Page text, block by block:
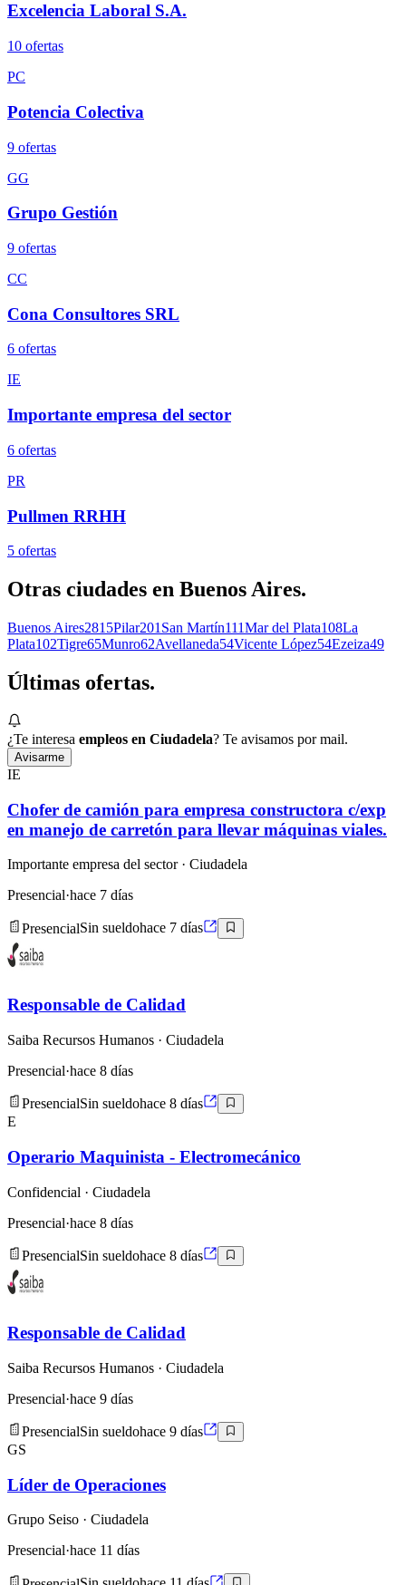
Excelencia Laboral S.A.
10 ofertas
PC
Potencia Colectiva
9 ofertas
GG
Grupo Gestión
9 ofertas
CC
Cona Consultores SRL
6 ofertas
IE
Importante empresa del sector
6 ofertas
PR
Pullmen RRHH
5 ofertas
Otras ciudades en Buenos Aires.
Buenos Aires2815Pilar201 San Martín111Mar del Plata108La
Plata102Tigre65Munro62Avellaneda54Vicente López54Ezeiza49
Últimas ofertas.
¿Te interesa empleos en Ciudadela? Te avisamos por mail.
Avisarme
IE
Chofer de camión para empresa constructora c/exp
en manejo de carretón para llevar máquinas viales.
Importante empresa del sector· Ciudadela
Presencial·hace 7 días
PresencialSin sueldohace 7 días
Responsable de Calidad
Saiba Recursos Humanos · Ciudadela
Presencial·hace 8 días
PresencialSin sueldohace 8 días
E
Operario Maquinista - Electromecánico
Confidencial · Ciudadela
Presencial·hace 8 días
PresencialSin sueldohace 8 días
Responsable de Calidad
Saiba Recursos Humanos · Ciudadela
Presencial·hace 9 días
PresencialSin sueldohace 9 días
GS
Líder de Operaciones
Grupo Seiso · Ciudadela
Presencial·hace 11 días